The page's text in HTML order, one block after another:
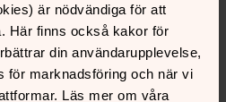
är nödvändiga för att
Här finns också kakor för
din användarupplevelse,
för marknadsföring och när vi
Läs mer om våra